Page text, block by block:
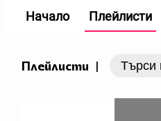
Плейлисти |
Начало Плейлисти